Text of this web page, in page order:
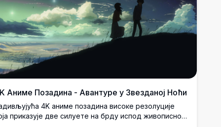
Аниме Позадина - Авантуре у Звезданој Ноћи
4K аниме позадина високе резолуције
приказује две силуете на брду испод живописног,